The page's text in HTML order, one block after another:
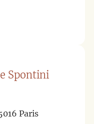
Spontini
Paris